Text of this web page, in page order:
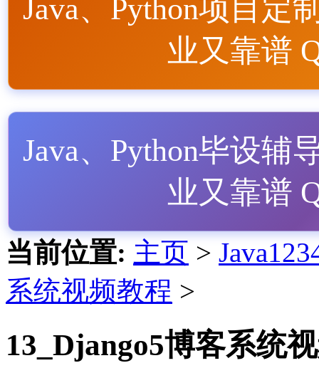
Java、Python项目定
业又靠谱
Java、Python毕设辅
业又靠谱
当前位置: 主页 >
系统视频教程 >
13_Django5博客系统